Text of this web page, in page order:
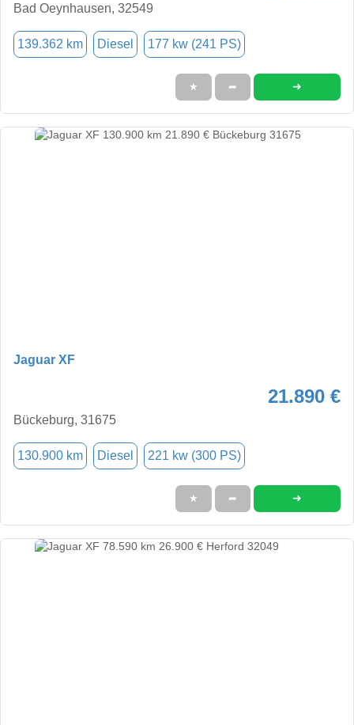
Bad Oeynhausen, 32549
139.362 km Diesel 177 kw (241 PS)
★ ➦ ➜
Jaguar XF
21.890 €
Bückeburg, 31675
130.900 km Diesel 221 kw (300 PS)
★ ➦ ➜